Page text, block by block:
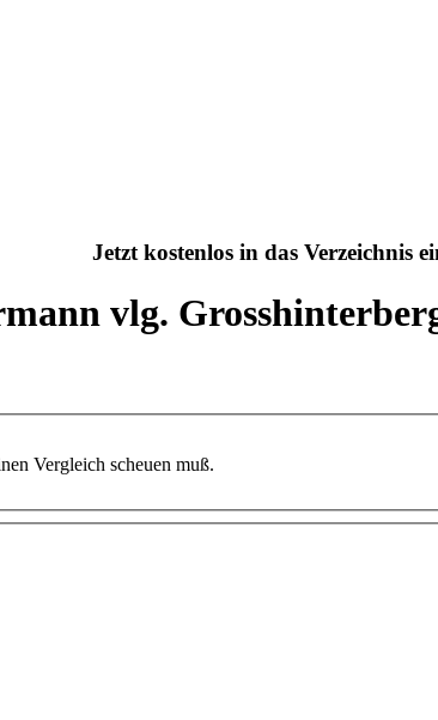
Jetzt kostenlos in das Verzeichnis
vlg.
Vergleich scheuen muß.